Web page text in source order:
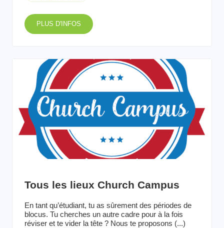
PLUS D'INFOS
Tous les lieux Church Campus
En tant qu’étudiant, tu as sûrement des périodes de
blocus. Tu cherches un autre cadre pour à la fois
réviser et te vider la tête ? Nous te proposons (...)